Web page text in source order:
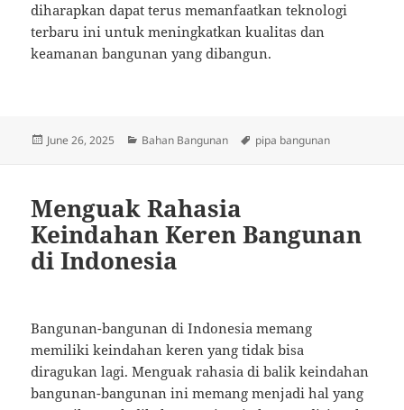
diharapkan dapat terus memanfaatkan teknologi
terbaru ini untuk meningkatkan kualitas dan
keamanan bangunan yang dibangun.
Posted
June 26, 2025 Categories
Bahan Bangunan Tags
pipa bangunan
Menguak Rahasia
Keindahan Keren Bangunan
di Indonesia
Bangunan-bangunan di Indonesia memang
memiliki keindahan keren yang tidak bisa
diragukan lagi. Menguak rahasia di balik keindahan
bangunan-bangunan ini memang menjadi hal yang